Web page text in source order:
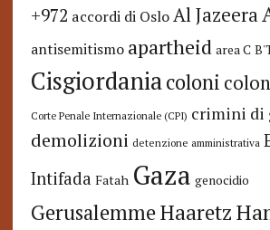
+972 accordi di Oslo Al Jazeera
antisemitismo apartheid area C
Cisgiordaniacoloni
Corte Penale Internazionale (CPI) crimini di
demolizioni detenzione amministrativa
Intifada Fatah Gaza genocidio
GerusalemmeHaaretz